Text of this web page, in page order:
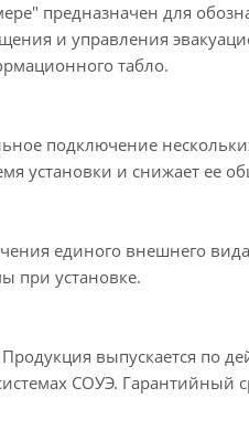
предназначен для
и управления
табло.
подключение
установки и снижает ее
единого внешнего
при установке.
выпускается по
СОУЭ. Гарантийный